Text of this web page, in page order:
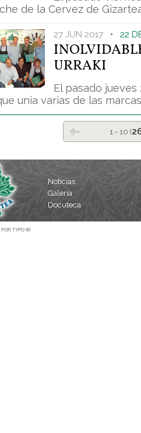
de la Cervez de
27 JUN 2017 • 22
URRAKI
El pasado
unia varias de las
1 - 10 (
Noticias
Galería
Docuteca
TYPO 90